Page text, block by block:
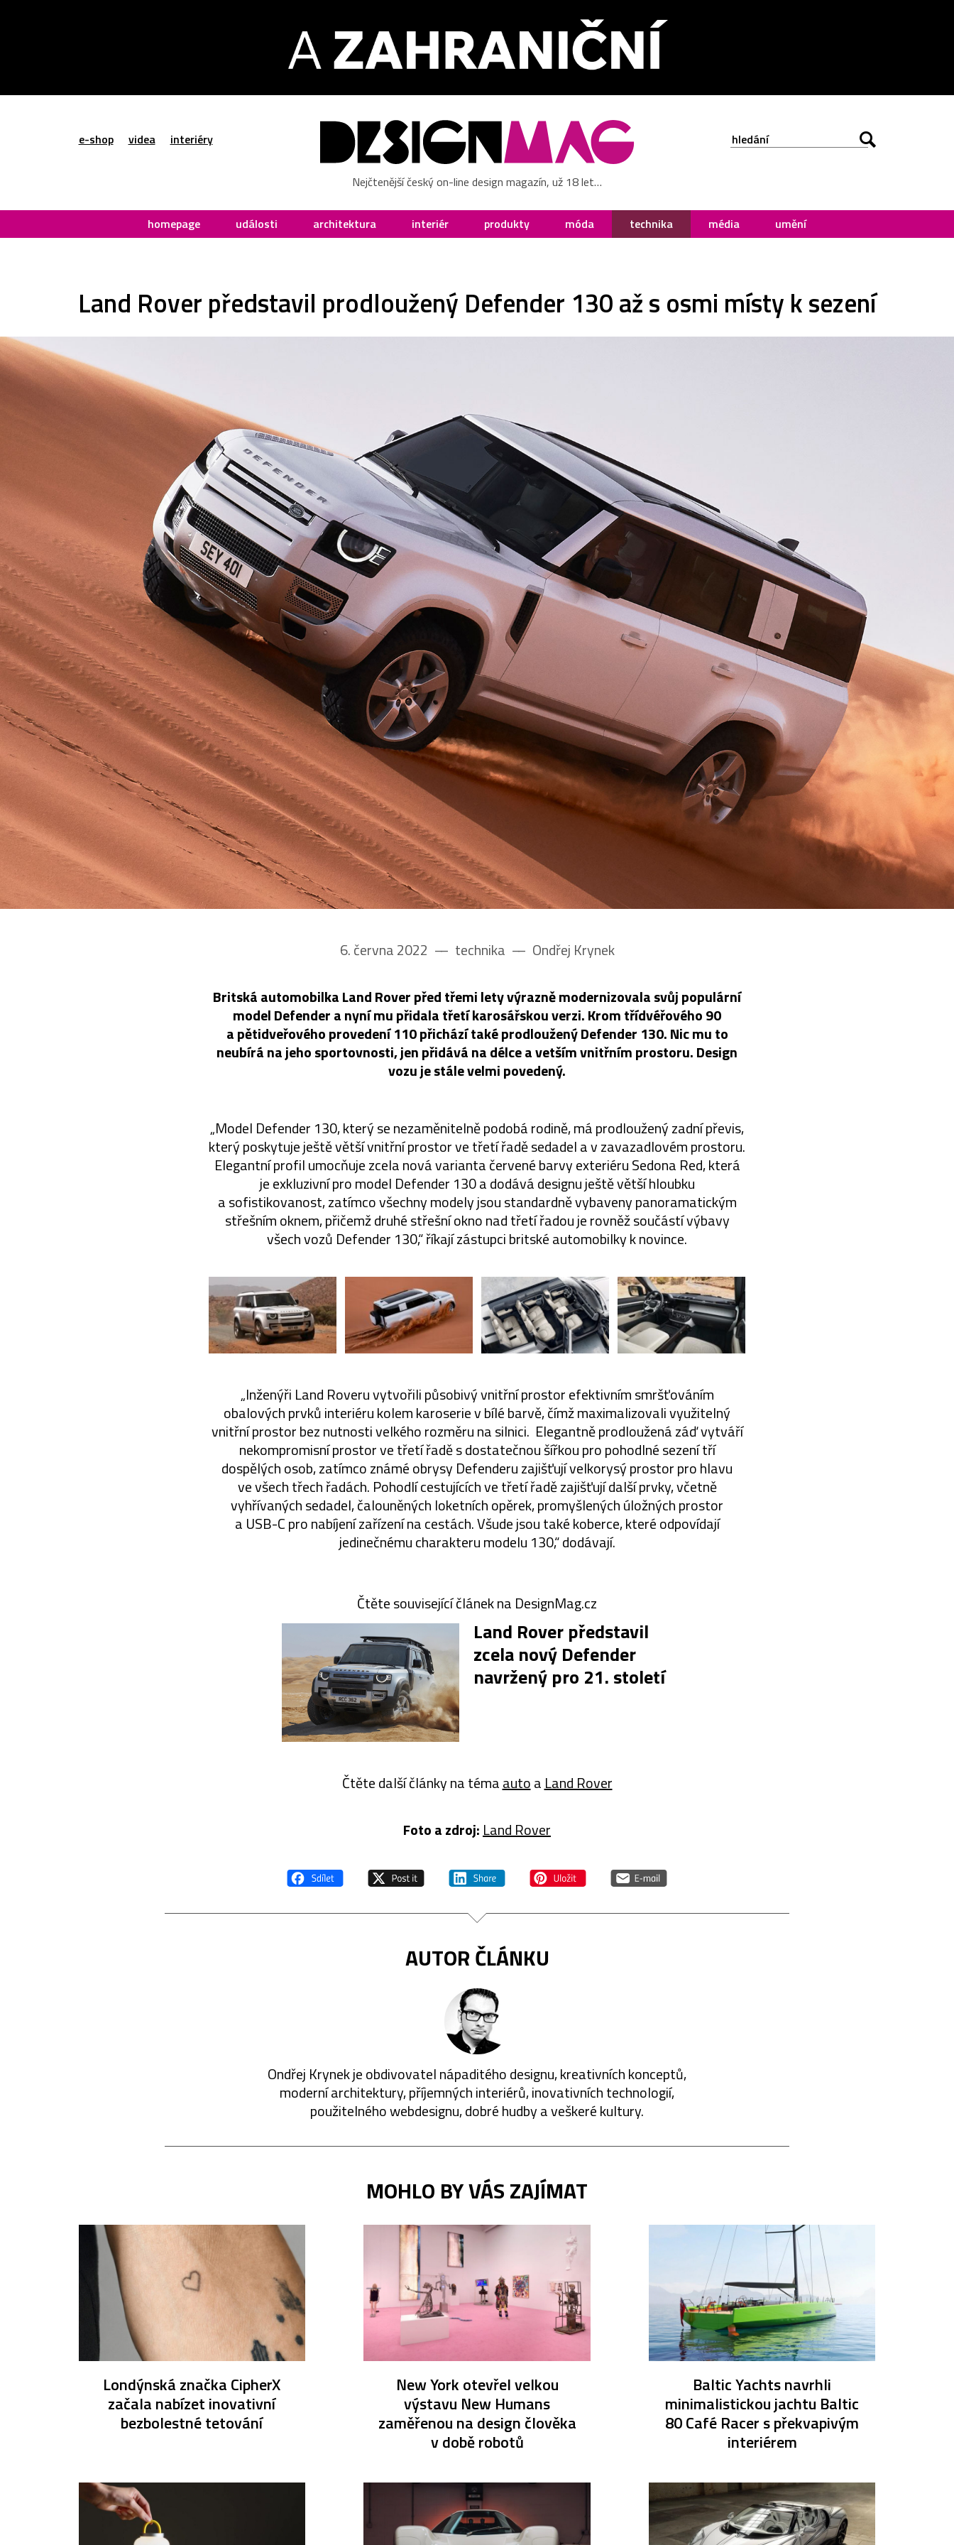
e-shop videa interiéry
Nejčtenější český on-line design magazín, už 18 let…
homepage události architektura interiér produkty móda technika média umění
Land Rover představil prodloužený Defender 130 až s osmi místy k sezení
6. června 2022 –– technika –– Ondřej Krynek
Britská automobilka Land Rover před třemi lety výrazně modernizovala svůj populární
model Defender a nyní mu přidala třetí karosářskou verzi. Krom třídvéřového 90
a pětidveřového provedení 110 přichází také prodloužený Defender 130. Nic mu to
neubírá na jeho sportovnosti, jen přidává na délce a vetším vnitřním prostoru. Design
vozu je stále velmi povedený.
„Model Defender 130, který se nezaměnitelně podobá rodině, má prodloužený zadní převis,
který poskytuje ještě větší vnitřní prostor ve třetí řadě sedadel a v zavazadlovém prostoru.
Elegantní profil umocňuje zcela nová varianta červené barvy exteriéru Sedona Red, která
je exkluzivní pro model Defender 130 a dodává designu ještě větší hloubku
a sofistikovanost, zatímco všechny modely jsou standardně vybaveny panoramatickým
střešním oknem, přičemž druhé střešní okno nad třetí řadou je rovněž součástí výbavy
všech vozů Defender 130,“ říkají zástupci britské automobilky k novince.
„Inženýři Land Roveru vytvořili působivý vnitřní prostor efektivním smršťováním
obalových prvků interiéru kolem karoserie v bílé barvě, čímž maximalizovali využitelný
vnitřní prostor bez nutnosti velkého rozměru na silnici. Elegantně prodloužená záď vytváří
nekompromisní prostor ve třetí řadě s dostatečnou šířkou pro pohodlné sezení tří
dospělých osob, zatímco známé obrysy Defenderu zajišťují velkorysý prostor pro hlavu
ve všech třech řadách. Pohodlí cestujících ve třetí řadě zajišťují další prvky, včetně
vyhřívaných sedadel, čalouněných loketních opěrek, promyšlených úložných prostor
a USB-C pro nabíjení zařízení na cestách. Všude jsou také koberce, které odpovídají
jedinečnému charakteru modelu 130,“ dodávají.
Čtěte související článek na DesignMag.cz
Land Rover představil
zcela nový Defender
navržený pro 21. století
Čtěte další články na témaautoa Land Rover
Foto a zdroj: Land Rover
AUTOR ČLÁNKU
Ondřej Krynek je obdivovatel nápaditého designu, kreativních konceptů,
moderní architektury, příjemných interiérů, inovativních technologií,
použitelného webdesignu, dobré hudby a veškeré kultury.
MOHLO BY VÁS ZAJÍMAT
Londýnská značka CipherX
začala nabízet inovativní
bezbolestné tetování
New York otevřel velkou
výstavu New Humans
zaměřenou na design člověka
v době robotů
Baltic Yachts navrhli
minimalistickou jachtu Baltic
80 Café Racer s překvapivým
interiérem